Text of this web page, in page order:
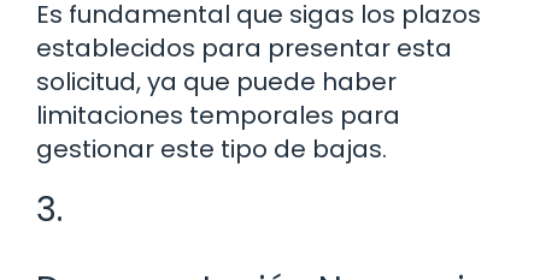
Es fundamental que sigas los plazos
establecidos para presentar esta
solicitud, ya que puede haber
limitaciones temporales para
gestionar este tipo de bajas.
3.